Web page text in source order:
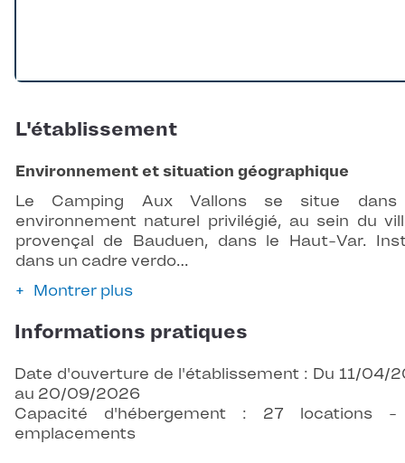
L'établissement
Environnement et situation géographique
Le Camping Aux Vallons se situe
environnement naturel privilégié, au sein du
provençal de Bauduen, dans le Haut-Var.
dans un cadre verdo…
Montrer plus
Informations pratiques
Date d'ouverture de l'établissement : Du 11/04/
au 20/09/2026
Capacité d'hébergement : 27 locations
emplacements